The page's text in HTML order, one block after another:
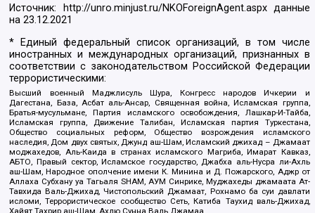
Источник: http://unro.minjust.ru/NKOForeignAgent.aspxданные
на23.12.2021
* Единый федеральный список организаций, в том числе
иностранных и международных организаций, признанных в
соответствии с законодательством Российской Федерации
террористическими:
Высший военный Маджлисуль Шура, Конгресс народов Ичкерии и
Дагестана, База, Асбат аль-Ансар, Священная война, Исламская группа,
Братья-мусульмане, Партия исламского освобождения, Лашкар-И-Тайба,
Исламская группа, Движение Талибан, Исламская партия Туркестана,
Общество социальных реформ, Общество возрождения исламского
наследия, Дом двух святых, Джунд аш-Шам, Исламский джихад – Джамаат
моджахедов, Аль-Каида в странах исламского Магриба, Имарат Кавказ,
АБТО, Правый сектор, Исламское государство, Джабха аль-Нусра ли-Ахль
аш-Шам, Народное ополчение имени К. Минина и Д. Пожарского, Аджр от
Аллаха Субхану уа Тагьаля SHAM, АУМ Синрике, Муджахеды джамаата Ат-
Тавхида Валь-Джихад, Чистопольский Джамаат, Рохнамо ба суи давлати
исломи, Террористическое сообщество Сеть, Катиба Таухид валь-Джихад,